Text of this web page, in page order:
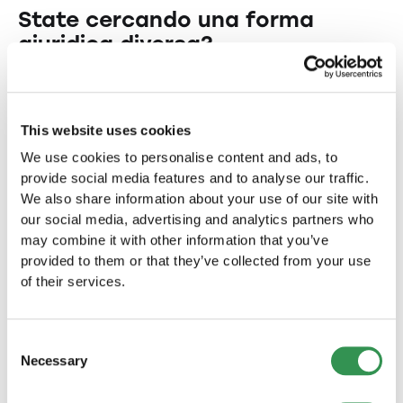
This website uses cookies
We use cookies to personalise content and ads, to
provide social media features and to analyse our traffic.
We also share information about your use of our site with
our social media, advertising and analytics partners who
may combine it with other information that you’ve
provided to them or that they’ve collected from your use
of their services.
Selection
Necessary
documenti, presentazione al registro delle
imprese e assistenza continua. Questo rende il
processo di costituzione efficiente e senza
State cercando una forma
giuridica diversa?
State cercando una forma giuridica diversa
per la vostra azienda nel Canton Berna?
Fondare una ditta individuale nel
Canton Berna?
Create la vostra ditta individuale nel Canton
Berna e avviate la vostra attività in questa
splendida regione.
Fondare una ditta individuale
Avviate la vostra azienda come Sagl nel Canton
questa forma giuridica.